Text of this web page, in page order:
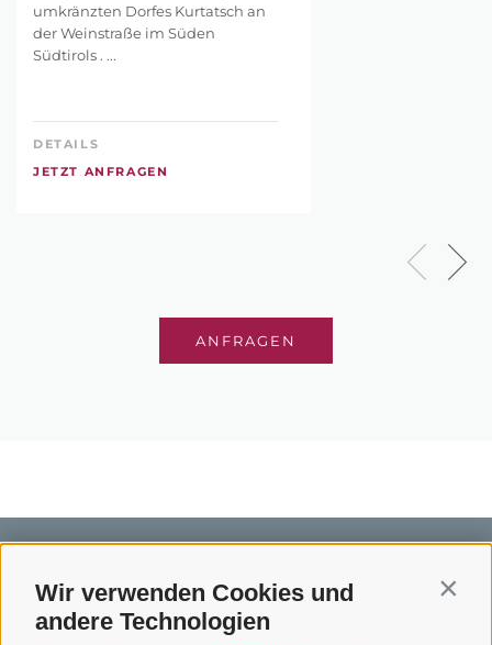
Wir verwenden Cookies und
andere Technologien
umkränzten Dorfes Kurtatsch an
der Weinstraße im Süden
Südtirols . ...
DETAILS
JETZT ANFRAGEN
ANFRAGEN
BIKEHOTELS
BIKEN IN